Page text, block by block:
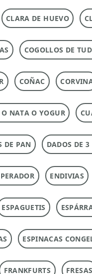
CLARA DE HUEVO
COGOLLOS DE
COÑAC
NATA O YOGUR
DE PAN DADOS DE 3
ENDIVIAS
ESPAGUETIS
ESPINACAS
FRANKFURTS FRESAS